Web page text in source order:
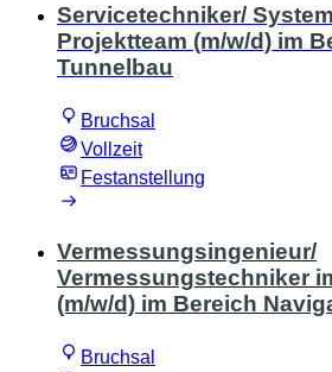
Servicetechniker/
Projektteam (m/w/d) im
Tunnelbau
Bruchsal
Vollzeit
Festanstellung
Vermessungsingenieur/
Vermessungstechniker
(m/w/d) im Bereich
Bruchsal